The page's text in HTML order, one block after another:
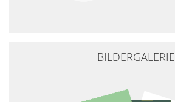
BILDERGALERIE